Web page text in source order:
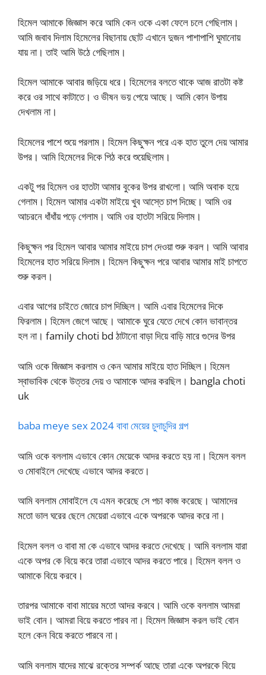
হিমেল আমাকে জিজ্ঞাস করে আমি কেন ওকে একা ফেলে চলে গেছিলাম।
আমি জবাব দিলাম হিমেলের বিছানায় ছোট এখানে দুজন পাশাপাশি ঘুমানোয়
যায় না। তাই আমি উঠে গেছিলাম।
হিমেল আমাকে আবার জড়িয়ে ধরে। হিমেলের বলতে থাকে আজ রাতটা কষ্ট
করে ওর সাথে কাটাতে। ও ভীষন ভয় পেয়ে আছে। আমি কোন উপায়
দেখলাম না।
হিমেলের পাশে শুয়ে পরলাম। হিমেল কিছুক্ষন পরে এক হাত তুলে দেয় আমার
উপর। আমি হিমেলের দিকে পিঠ করে শুয়েছিলাম।
একটু পর হিমেল ওর হাতটা আমার বুকের উপর রাখলো। আমি অবাক হয়ে
গেলাম। হিমেল আমার একটা মাইয়ে খুব আস্তে চাপ দিচ্ছে। আমি ওর
আচরনে ধাঁধাঁয় পড়ে গেলাম। আমি ওর হাতটা সরিয়ে দিলাম।
কিছুক্ষন পর হিমেল আবার আমার মাইয়ে চাপ দেওয়া শুরু করল। আমি আবার
হিমেলের হাত সরিয়ে দিলাম। হিমেল কিছুক্ষন পরে আবার আমার মাই চাপতে
শুরু করল।
এবার আগের চাইতে জোরে চাপ দিচ্ছিল। আমি এবার হিমেলের দিকে
ফিরলাম। হিমেল জেগে আছে। আমাকে ঘুরে যেতে দেখে কোন ভাবান্তর
হল না। family choti bd ঠাটানো বাড়া দিয়ে বাড়ি মারে গুদের উপর
আমি ওকে জিজ্ঞাস করলাম ও কেন আমার মাইয়ে হাত দিচ্ছিল। হিমেল
স্বাভাবিক থেকে উত্তর দেয় ও আমাকে আদর করছিল। bangla choti
uk
baba meye sex 2024 বাবা মেয়ের চুদাচুদির গল্প
আমি ওকে বললাম এভাবে কোন মেয়েকে আদর করতে হয় না। হিমেল বলল
ও মোবাইলে দেখেছে এভাবে আদর করতে।
আমি বললাম মোবাইলে যে এমন করেছে সে পচা কাজ করেছে। আমাদের
মতো ভাল ঘরের ছেলে মেয়েরা এভাবে একে অপরকে আদর করে না।
হিমেল বলল ও বাবা মা কে এভাবে আদর করতে দেখেছে। আমি বললাম যারা
একে অপর কে বিয়ে করে তারা এভাবে আদর করতে পারে। হিমেল বলল ও
আমাকে বিয়ে করবে।
তারপর আমাকে বাবা মায়ের মতো আদর করবে। আমি ওকে বললাম আমরা
ভাই বোন। আমরা বিয়ে করতে পারব না। হিমেল জিজ্ঞাস করল ভাই বোন
হলে কেন বিয়ে করতে পারবে না।
আমি বললাম যাদের মাঝে রক্তের সম্পর্ক আছে তারা একে অপরকে বিয়ে